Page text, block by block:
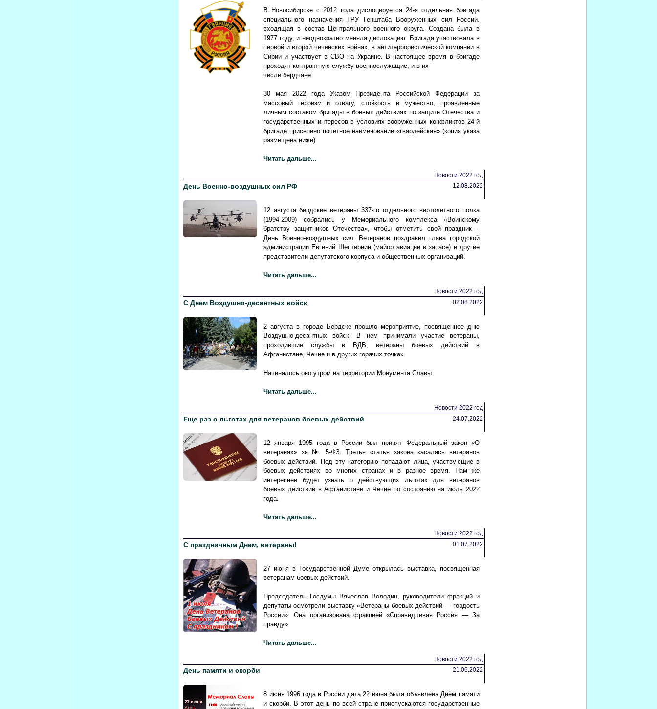
В Новосибирске с 2012 года дислоцируется 24-я отдельная бригада
специального назначения ГРУ Генштаба Вооруженных сил России,
входящая в состав Центрального военного округа. Создана была в
1977 году, и неоднократно меняла дислокацию. Бригада участвовала в
первой и второй чеченских войнах, в антитеррористической компании в
Сирии и участвует в СВО на Украине. В настоящее время в бригаде
проходят контрактную службу военнослужащие, и в их
числе бердчане.
30 мая 2022 года Указом Президента Российской Федерации за
массовый героизм и отвагу, стойкость и мужество, проявленные
личным составом бригады в боевых действиях по защите Отечества и
государственных интересов в условиях вооруженных конфликтов 24-й
бригаде присвоено почетное наименование «гвардейская» (копия указа
размещена ниже).
Читать дальше...
Новости 2022 год
День Военно-воздушных сил РФ 12.08.2022
12 августа бердские ветераны 337-го отдельного вертолетного полка
(1994-2009) собрались у Мемориального комплекса «Воинскому
братству защитников Отечества», чтобы отметить свой праздник –
День Военно-воздушных сил. Ветеранов поздравил глава городской
администрации Евгений Шестернин (майор авиации в запасе) и другие
представители депутатского корпуса и общественных организаций.
Читать дальше...
Новости 2022 год
С Днем Воздушно-десантных войск 02.08.2022
2 августа в городе Бердске прошло мероприятие, посвященное дню
Воздушно-десантных войск. В нем принимали участие ветераны,
проходившие службы в ВДВ, ветераны боевых действий в
Афганистане, Чечне и в других горячих точках.
Начиналось оно утром на территории Монумента Славы.
Читать дальше...
Новости 2022 год
Еще раз о льготах для ветеранов боевых действий 24.07.2022
12 января 1995 года в России был принят Федеральный закон «О
ветеранах» за № 5-ФЗ. Третья статья закона касалась ветеранов
боевых действий. Под эту категорию попадают лица, участвующие в
боевых действиях во многих странах и в разное время. Нам же
интереснее будет узнать о действующих льготах для ветеранов
боевых действий в Афганистане и Чечне по состоянию на июль 2022
года.
Читать дальше...
Новости 2022 год
С праздничным Днем, ветераны! 01.07.2022
27 июня в Государственной Думе открылась выставка, посвященная
ветеранам боевых действий.
Председатель Госдумы Вячеслав Володин, руководители фракций и
депутаты осмотрели выставку «Ветераны боевых действий — гордость
России». Она организована фракцией «Справедливая Россия — За
правду».
Читать дальше...
Новости 2022 год
День памяти и скорби 21.06.2022
8 июня 1996 года в России дата 22 июня была объявлена Днём памяти
и скорби. В этот день по всей стране приспускаются государственные